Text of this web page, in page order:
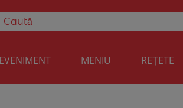
EVENIMENT MENIU REȚETE